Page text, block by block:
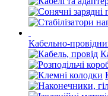
Кабельно-